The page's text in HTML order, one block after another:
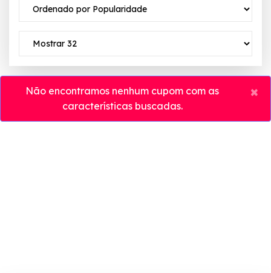
Não encontramos nenhum cupom com as
características buscadas.
×